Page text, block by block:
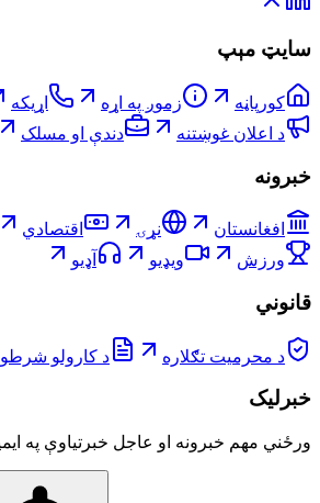
سایټ مېپ
کورپاڼه زموږ په اړه اړیکه
د اعلان غوښتنه
دندې او مسلک
خبرونه
افغانستان نړۍ اقتصادي
ورزش
ویډیو آډیو
قانوني
د محرمیت تګلاره د کارولو
خبرلیک
ورځني مهم خبرونه او عاجل خبرتیاوې په